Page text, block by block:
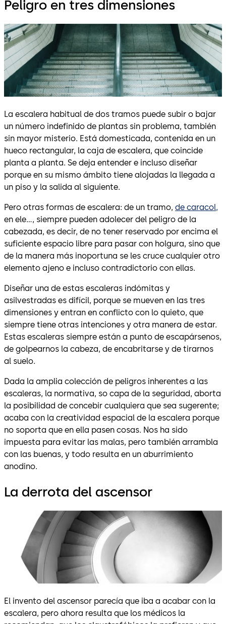
Peligro en tres dimensiones
La escalera habitual de dos tramos puede subir o bajar
un número indefinido de plantas sin problema, también
sin mayor misterio. Está domesticada, contenida en un
hueco rectangular, la caja de escalera, que coincide
planta a planta. Se deja entender e incluso diseñar
porque en su mismo ámbito tiene alojadas la llegada a
un piso y la salida al siguiente.
Pero otras formas de escalera: de un tramo, de caracol,
en ele…, siempre pueden adolecer del peligro de la
cabezada, es decir, de no tener reservado por encima el
suficiente espacio libre para pasar con holgura, sino que
de la manera más inoportuna se les cruce cualquier otro
elemento ajeno e incluso contradictorio con ellas.
Diseñar una de estas escaleras indómitas y
asilvestradas es difícil, porque se mueven en las tres
dimensiones y entran en conflicto con lo quieto, que
siempre tiene otras intenciones y otra manera de estar.
Estas escaleras siempre están a punto de escapársenos,
de golpearnos la cabeza, de encabritarse y de tirarnos
al suelo.
Dada la amplia colección de peligros inherentes a las
escaleras, la normativa, so capa de la seguridad, aborta
la posibilidad de concebir cualquiera que sea sugerente;
acaba con la creatividad espacial de la escalera porque
no soporta que en ella pasen cosas. Nos ha sido
impuesta para evitar las malas, pero también arrambla
con las buenas, y todo resulta en un aburrimiento
anodino.
La derrota del ascensor
El invento del ascensor parecía que iba a acabar con la
escalera, pero ahora resulta que los médicos la